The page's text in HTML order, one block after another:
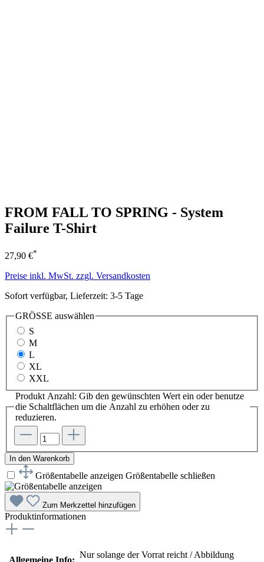
FROM FALL TO SPRING - System
Failure T-Shirt
27,90 €*
Preise inkl. MwSt. zzgl. Versandkosten
Sofort verfügbar, Lieferzeit: 3-5 Tage
GRÖSSE auswählen
S
M
L
XL
XXL
Produkt Anzahl: Gib den gewünschten Wert ein oder benutze
die Schaltflächen um die Anzahl zu erhöhen oder zu
reduzieren.
In den Warenkorb
Größentabelle anzeigen Größentabelle schließen
Zum Merkzettel hinzufügen
Produktinformationen
Nur solange der Vorrat reicht / Abbildung